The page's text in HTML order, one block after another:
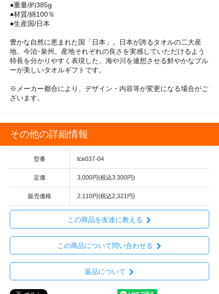
●重量/約385g
●材質/綿100％
●生産国/日本
豊かな自然に恵まれた国「日本」。日本が誇るタオルの二大産
地、今治･泉州。産地それぞれの良さを実感していただけるよう
特長を分かりやすく表現した、海や川を連想させる鮮やかなブル
ーが美しいタオルギフトです。
※メーカー都合により、デザイン・内容等が変更になる場合がご
ざいます。
その他の詳細情報
型番 tce037-04
定価 3,000円(税込3,300円)
販売価格 2,110円(税込2,321円)
この商品を友達に教える
この商品について問い合わせる
返品について